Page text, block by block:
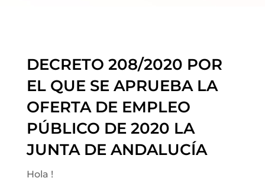
DECRETO 208/2020 POR
EL QUE SE APRUEBA LA
OFERTA DE EMPLEO
PÚBLICO DE 2020 LA
JUNTA DE ANDALUCÍA
Hola !